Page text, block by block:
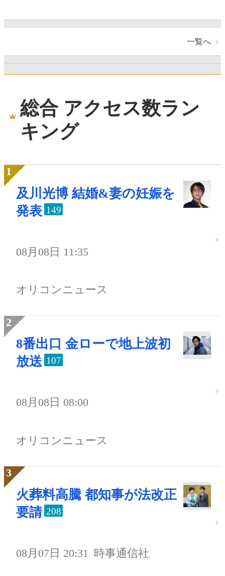
一覧へ
総合 アクセス数ラン
キング
及川光博 結婚&妻の妊娠を
発表 149
08月08日 11:35
オリコンニュース
8番出口 金ローで地上波初
放送 107
08月08日 08:00
オリコンニュース
火葬料高騰 都知事が法改正
要請 208
08月07日 20:31 時事通信社